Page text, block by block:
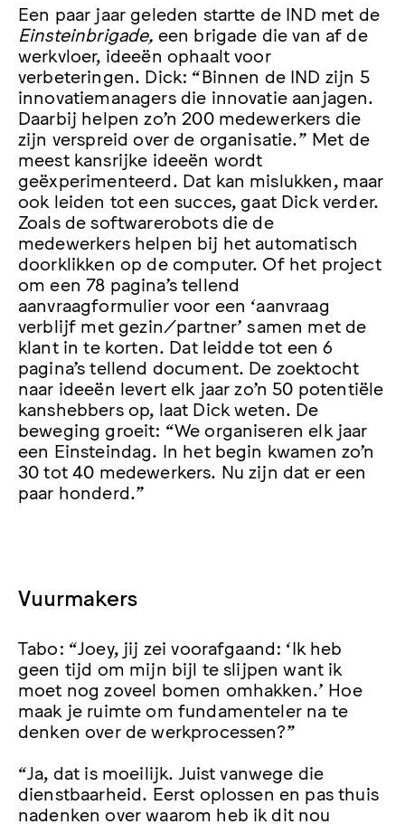
Een paar jaar geleden startte de IND met de
Einsteinbrigade, een brigade die van af de
werkvloer, ideeën ophaalt voor
verbeteringen. Dick: “Binnen de IND zijn 5
innovatiemanagers die innovatie aanjagen.
Daarbij helpen zo’n 200 medewerkers die
zijn verspreid over de organisatie.” Met de
meest kansrijke ideeën wordt
geëxperimenteerd. Dat kan mislukken, maar
ook leiden tot een succes, gaat Dick verder.
Zoals de softwarerobots die de
medewerkers helpen bij het automatisch
doorklikken op de computer. Of het project
om een 78 pagina’s tellend
aanvraagformulier voor een ‘aanvraag
verblijf met gezin/partner’ samen met de
klant in te korten. Dat leidde tot een 6
pagina’s tellend document. De zoektocht
naar ideeën levert elk jaar zo’n 50 potentiële
kanshebbers op, laat Dick weten. De
beweging groeit: “We organiseren elk jaar
een Einsteindag. In het begin kwamen zo’n
30 tot 40 medewerkers. Nu zijn dat er een
paar honderd.”
Vuurmakers
Tabo: “Joey, jij zei voorafgaand: ‘Ik heb
geen tijd om mijn bijl te slijpen want ik
moet nog zoveel bomen omhakken.’ Hoe
maak je ruimte om fundamenteler na te
denken over de werkprocessen?”
“Ja, dat is moeilijk. Juist vanwege die
dienstbaarheid. Eerst oplossen en pas thuis
nadenken over waarom heb ik dit nou